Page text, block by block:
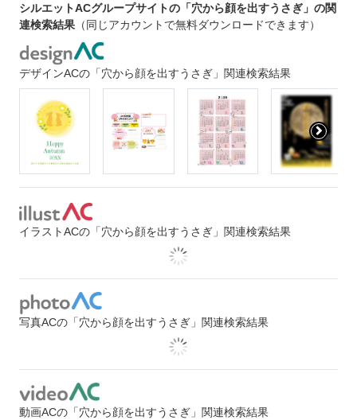
シルエットACグループサイトの「穴から顔を出すうさぎ」の関
連検索結果 （同じアカウントで無料ダウンロードできます）
デザインACの「穴から顔を出すうさぎ」関連検索結果
イラストACの「穴から顔を出すうさぎ」関連検索結果
写真ACの「穴から顔を出すうさぎ」関連検索結果
動画ACの「穴から顔を出すうさぎ」関連検索結果